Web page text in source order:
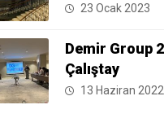
23 Ocak 2023
Demir Group
Çalıştay
13 Haziran 2022